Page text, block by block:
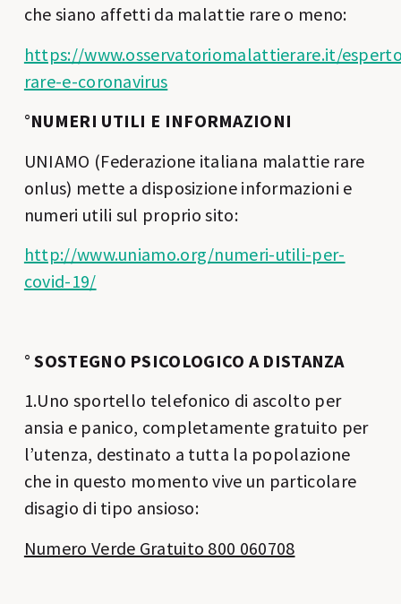
che siano affetti da malattie rare o meno:
https://www.osservatoriomalattierare.it/
rare-e-coronavirus
°NUMERI UTILI E INFORMAZIONI
UNIAMO (Federazione italiana malattie rare
onlus) mette a disposizione informazioni e
numeri utili sul proprio sito:
http://www.uniamo.org/numeri-utili-per-
covid-19/
°SOSTEGNO PSICOLOGICO A DISTANZA
1.Uno sportello telefonico di ascolto per
ansia e panico, completamente gratuito per
l’utenza, destinato a tutta la popolazione
che in questo momento vive un particolare
disagio di tipo ansioso:
Numero Verde Gratuito 800 060708